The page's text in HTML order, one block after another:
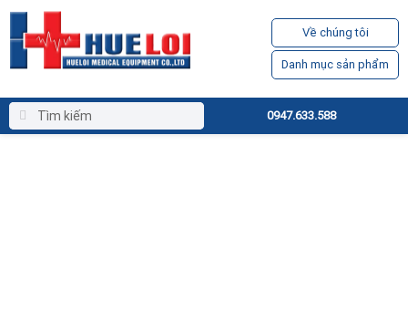
Về chúng tôi
Danh mục sản phẩm
0947.633.588